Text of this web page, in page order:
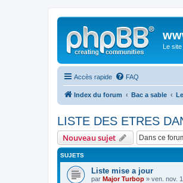
Le site
Accès rapide FAQ
Index du forum Bac a sable
LISTE DES ETRES
Nouveau sujet
SUJETS
Liste mise a jour
par Major Turbop » ven. nov.